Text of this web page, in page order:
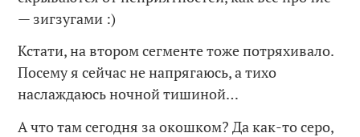
— зигзугами :)
Кстати, на втором сегменте тоже потряхивало.
Посему я сейчас не напрягаюсь, а тихо
наслаждаюсь ночной тишиной…
А что там сегодня за окошком? Да как-то серо,